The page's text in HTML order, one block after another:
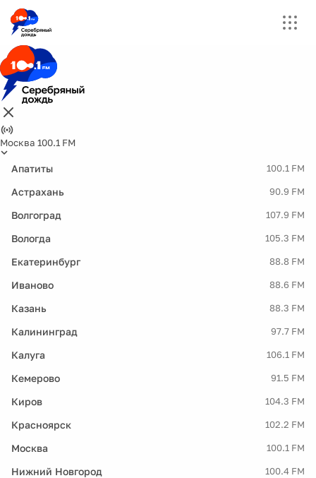
Москва 100.1 FM
Апатиты 100.1 FM
Астрахань 90.9 FM
Волгоград 107.9 FM
Вологда 105.3 FM
Екатеринбург 88.8 FM
Иваново 88.6 FM
Казань 88.3 FM
Калининград 97.7 FM
Калуга 106.1 FM
Кемерово 91.5 FM
Киров 104.3 FM
Красноярск 102.2 FM
Москва 100.1 FM
Нижний Новгород 100.4 FM